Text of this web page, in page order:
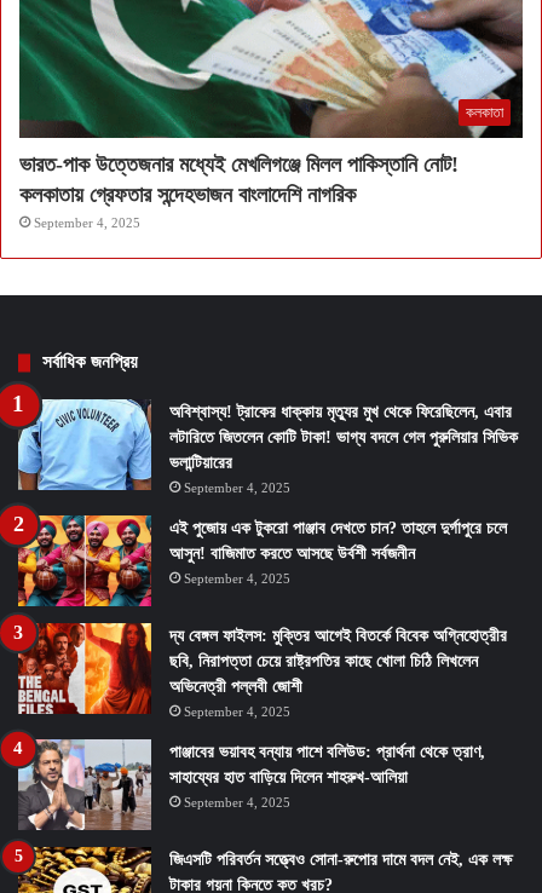
কলকাতা
ভারত-পাক উত্তেজনার মধ্যেই মেখলিগঞ্জে মিলল পাকিস্তানি নোট!
কলকাতায় গ্রেফতার সন্দেহভাজন বাংলাদেশি নাগরিক
September 4, 2025
সর্বাধিক জনপ্রিয়
অবিশ্বাস্য! ট্রাকের ধাক্কায় মৃত্যুর মুখ থেকে ফিরেছিলেন, এবার
লটারিতে জিতলেন কোটি টাকা! ভাগ্য বদলে গেল পুরুলিয়ার সিভিক
ভলান্টিয়ারের
September 4, 2025
এই পুজোয় এক টুকরো পাঞ্জাব দেখতে চান? তাহলে দুর্গাপুরে চলে
আসুন! বাজিমাত করতে আসছে উর্বশী সর্বজনীন
September 4, 2025
দ্য বেঙ্গল ফাইলস: মুক্তির আগেই বিতর্কে বিবেক অগ্নিহোত্রীর
ছবি, নিরাপত্তা চেয়ে রাষ্ট্রপতির কাছে খোলা চিঠি লিখলেন
অভিনেত্রী পল্লবী জোশী
September 4, 2025
পাঞ্জাবের ভয়াবহ বন্যায় পাশে বলিউড: প্রার্থনা থেকে ত্রাণ,
সাহায্যের হাত বাড়িয়ে দিলেন শাহরুখ-আলিয়া
September 4, 2025
জিএসটি পরিবর্তন সত্ত্বেও সোনা-রুপোর দামে বদল নেই, এক লক্ষ
টাকার গয়না কিনতে কত খরচ?